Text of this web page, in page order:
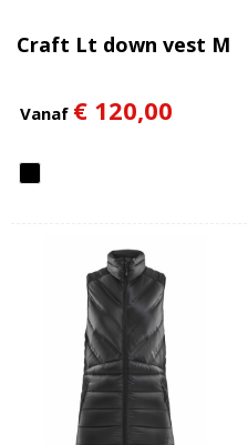
Craft Lt down vest M
Vanaf € 120,00